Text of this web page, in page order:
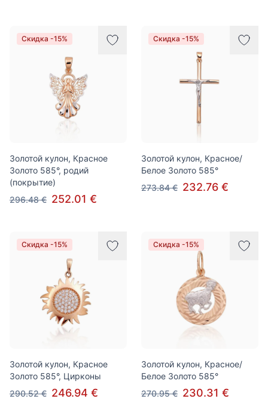
Скидка -15%
Золотой кулон, Красное
Золото 585°, родий
(покрытие)
296.48 € 252.01 €
Скидка -15%
Золотой кулон, Красное/
Белое Золото 585°
273.84 € 232.76 €
Скидка -15%
Золотой кулон, Красное
Золото 585°, Цирконы
290.52 € 246.94 €
Скидка -15%
Золотой кулон, Красное/
Белое Золото 585°
270.95 € 230.31 €